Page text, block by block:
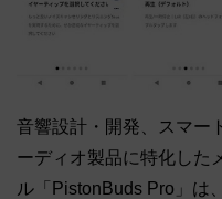
音響設計・開発、スマー
ーディオ製品に特化した
ル「PistonBuds Pro」は